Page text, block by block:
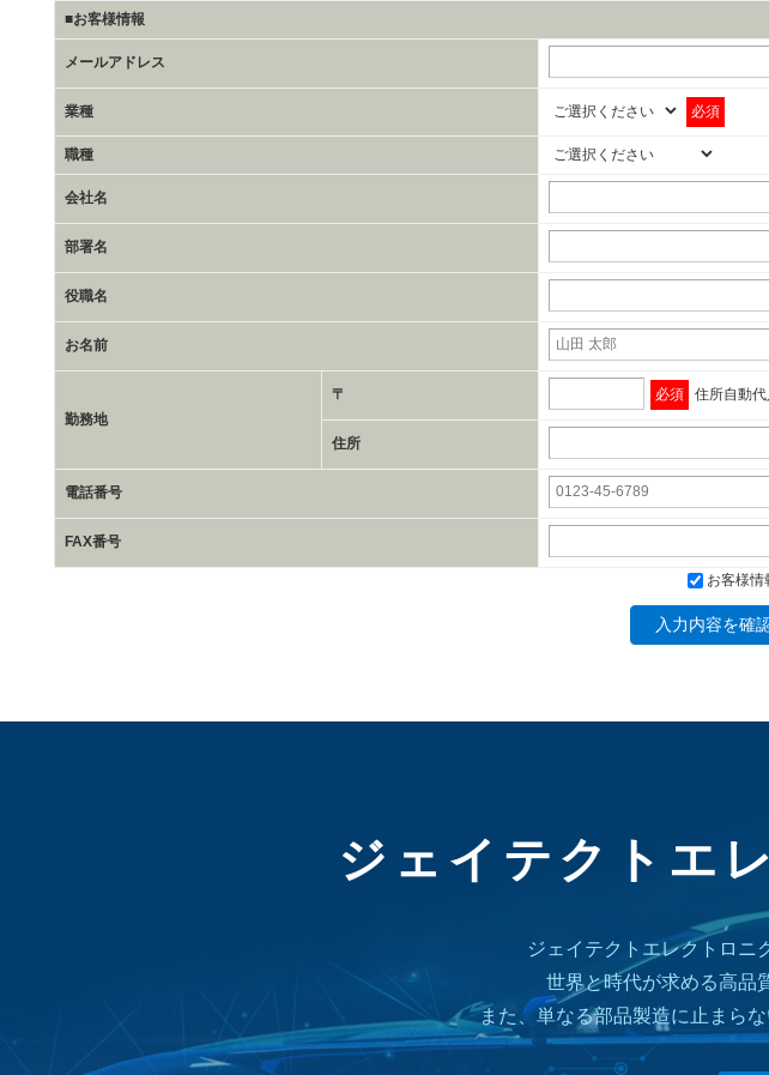
■お客様情報
メールアドレス
業種 必須
職種
会社名
部署名
役職名
お名前
勤務地
〒 必須 住所自動代
住所
電話番号
FAX番号
お客様情
入力内容を確
ジェイテクトエ
ジェイテクトエレクトロニ
世界と時代が求める高品
また、単なる部品製造に止まら